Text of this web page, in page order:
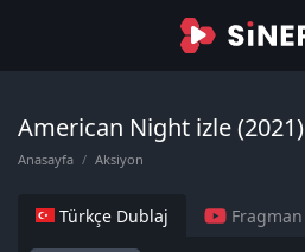
American Night izle (2021)
Anasayfa Aksiyon
Türkçe Dublaj Fragman